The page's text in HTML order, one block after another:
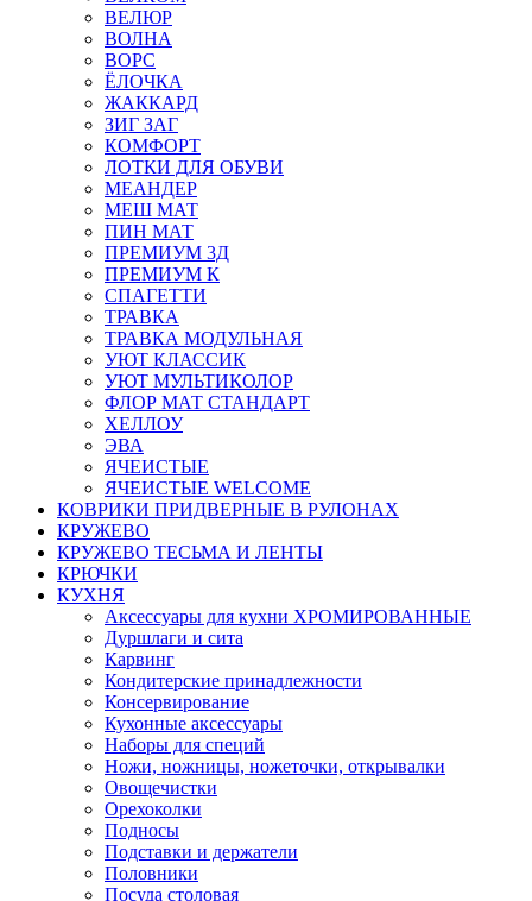
ВЕЛЮР
ВОЛНА
ВОРС
ЁЛОЧКА
ЖАККАРД
ЗИГ ЗАГ
КОМФОРТ
ЛОТКИ ДЛЯ ОБУВИ
МЕАНДЕР
МЕШ МАТ
ПИН МАТ
ПРЕМИУМ 3Д
ПРЕМИУМ К
СПАГЕТТИ
ТРАВКА
ТРАВКА МОДУЛЬНАЯ
УЮТ КЛАССИК
УЮТ МУЛЬТИКОЛОР
ФЛОР МАТ СТАНДАРТ
ХЕЛЛОУ
ЭВА
ЯЧЕИСТЫЕ
ЯЧЕИСТЫЕ WELCOME
КОВРИКИ ПРИДВЕРНЫЕ В РУЛОНАХ
КРУЖЕВО
КРУЖЕВО ТЕСЬМА И ЛЕНТЫ
КРЮЧКИ
КУХНЯ
Аксессуары для кухни ХРОМИРОВАННЫЕ
Дуршлаги и сита
Карвинг
Кондитерские принадлежности
Консервирование
Кухонные аксессуары
Наборы для специй
Ножи, ножницы, ножеточки, открывалки
Овощечистки
Орехоколки
Подносы
Подставки и держатели
Половники
Посуда столовая